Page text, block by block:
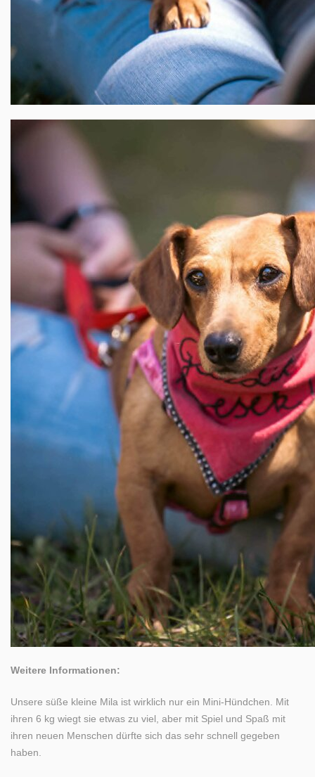
Weitere Informationen:
Unsere süße kleine Mila ist wirklich nur ein Mini-Hündchen. Mit
ihren 6 kg wiegt sie etwas zu viel, aber mit Spiel und Spaß mit
ihren neuen Menschen dürfte sich das sehr schnell gegeben
haben.